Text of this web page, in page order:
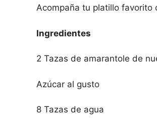
Acompaña tu platillo favorito
Ingredientes
2 Tazas de amarantole de
Azúcar al gusto
8 Tazas de agua